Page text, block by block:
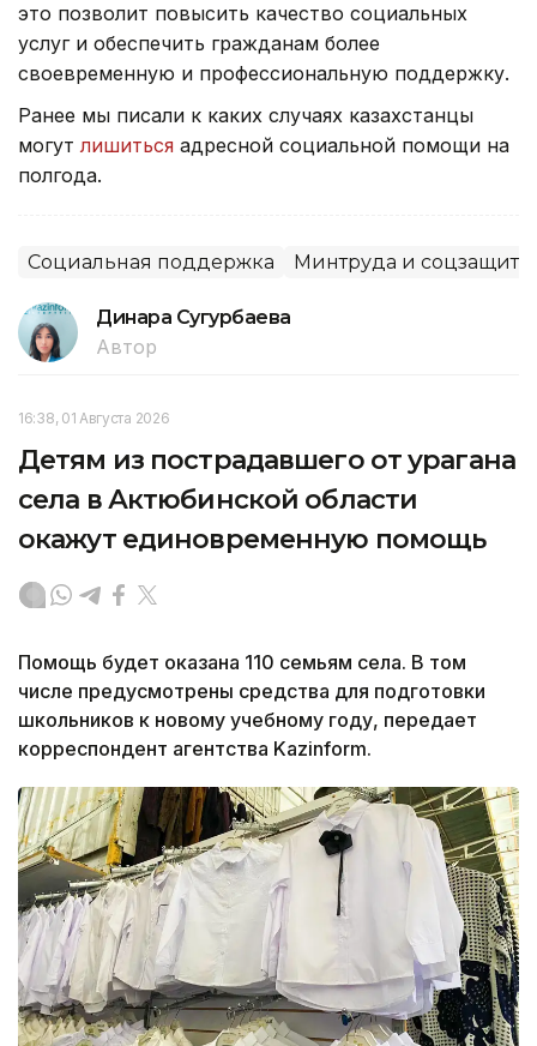
это позволит повысить качество социальных
услуг и обеспечить гражданам более
своевременную и профессиональную поддержку.
Ранее мы писали к каких случаях казахстанцы
могутлишиться адресной социальной помощи на
полгода.
Социальная поддержка Минтруда и
Динара Сугурбаева
Автор
16:38, 01 Августа 2026
Детям из пострадавшего от урагана
села в Актюбинской области
окажут единовременную помощь
Помощь будет оказана 110 семьям села. В том
числе предусмотрены средства для подготовки
школьников к новому учебному году, передает
корреспондент агентства Kazinform.